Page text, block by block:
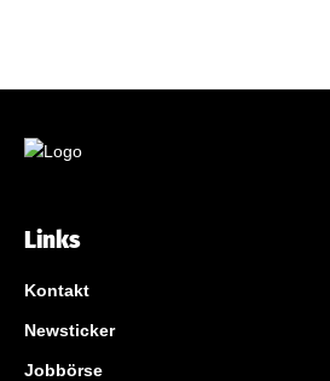
Links
Kontakt
Newsticker
Jobbörse